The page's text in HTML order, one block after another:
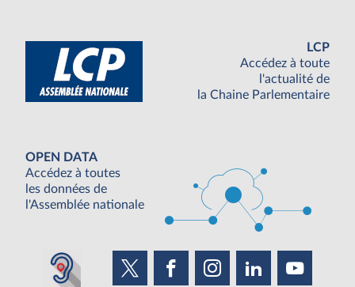
LCP
Accédez à toute
l'actualité de
la Chaine Parlementaire
OPEN DATA
Accédez à toutes
les données de
l'Assemblée nationale